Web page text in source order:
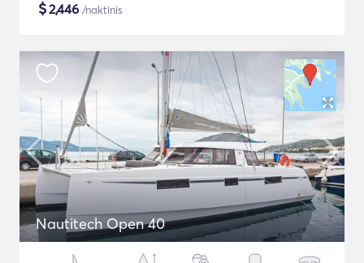
$2,446 /naktinis
Nautitech Open 40